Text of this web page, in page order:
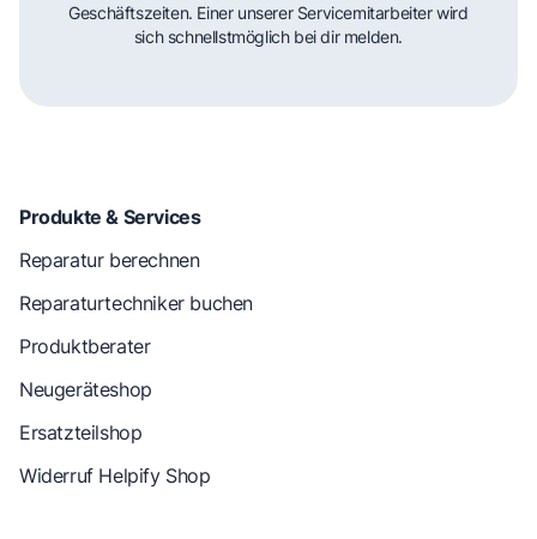
Geschäftszeiten. Einer unserer Servicemitarbeiter wird
sich schnellstmöglich bei dir melden.
Produkte & Services
Reparatur berechnen
Reparaturtechniker buchen
Produktberater
Neugeräteshop
Ersatzteilshop
Widerruf Helpify Shop